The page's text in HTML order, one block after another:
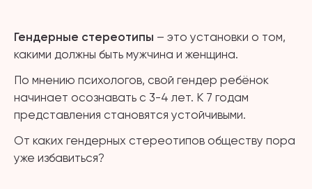
Гендерные стереотипы – это установки о том,
какими должны быть мужчина и женщина.
По мнению психологов, свой гендер ребёнок
начинает осознавать с 3-4 лет. К 7 годам
представления становятся устойчивыми.
От каких гендерных стереотипов обществу пора
уже избавиться?